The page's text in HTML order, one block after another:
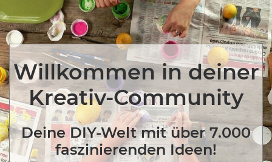
Willkommen in deiner
Kreativ-Community
Deine DIY-Welt mit über 7.000
faszinierenden Ideen!